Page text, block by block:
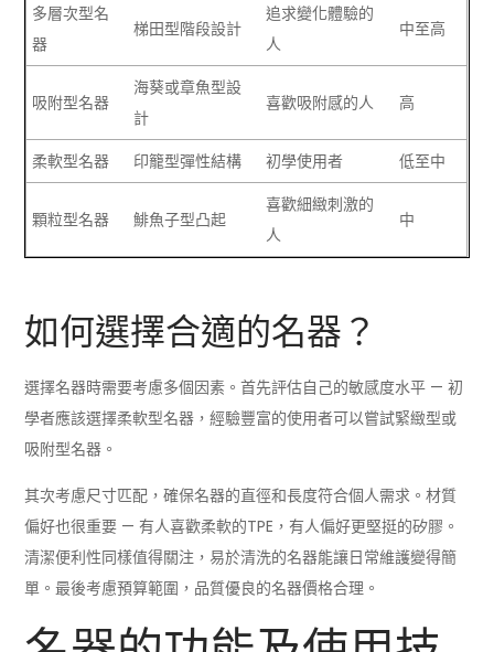
多層次型名
器
梯田型階段設計
追求變化體驗的
人
中至高
吸附型名器
海葵或章魚型設
計
喜歡吸附感的人 高
柔軟型名器 印籠型彈性結構 初學使用者 低至中
顆粒型名器 鯡魚子型凸起
喜歡細緻刺激的
人
中
如何選擇合適的名器？
選擇名器時需要考慮多個因素。首先評估自己的敏感度水平 — 初
學者應該選擇柔軟型名器，經驗豐富的使用者可以嘗試緊緻型或
吸附型名器。
其次考慮尺寸匹配，確保名器的直徑和長度符合個人需求。材質
偏好也很重要 — 有人喜歡柔軟的TPE，有人偏好更堅挺的矽膠。
清潔便利性同樣值得關注，易於清洗的名器能讓日常維護變得簡
單。最後考慮預算範圍，品質優良的名器價格合理。